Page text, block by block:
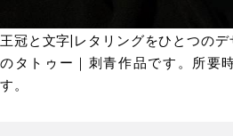
王冠と文字|レタリングをひとつの
のタトゥー｜刺青作品です。所要
す。